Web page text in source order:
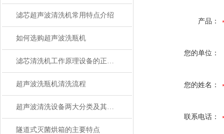
滤芯超声波清洗机常用特点介绍
如何选购超声波洗瓶机
滤芯清洗机工作原理设备的正常工作
超声波洗瓶机清洗流程
超声波清洗设备两大分类及其特点
隧道式灭菌烘箱的主要特点
产品：
您的单位：
您的姓名：
联系电话：